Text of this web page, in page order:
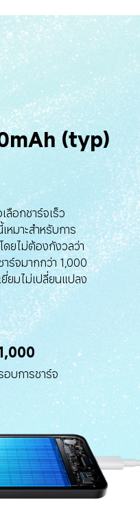
(typ)
ลือกชาร์จเร็ว
หมาะสำหรับการ
ดยไม่ต้องกังวลว่า
าร์จมากกว่า 1,000
ยมไม่เปลี่ยนแปลง
อบการชาร์จ